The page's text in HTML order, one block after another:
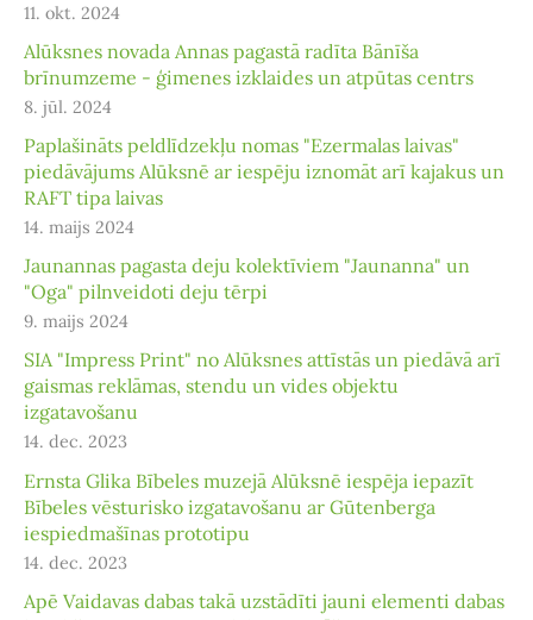
11. okt. 2024
Alūksnes novada Annas pagastā radīta Bānīša
brīnumzeme - ģimenes izklaides un atpūtas centrs
8. jūl. 2024
Paplašināts peldlīdzekļu nomas "Ezermalas laivas"
piedāvājums Alūksnē ar iespēju iznomāt arī kajakus un
RAFT tipa laivas
14. maijs 2024
Jaunannas pagasta deju kolektīviem "Jaunanna" un
"Oga" pilnveidoti deju tērpi
9. maijs 2024
SIA "Impress Print" no Alūksnes attīstās un piedāvā arī
gaismas reklāmas, stendu un vides objektu
izgatavošanu
14. dec. 2023
Ernsta Glika Bībeles muzejā Alūksnē iespēja iepazīt
Bībeles vēsturisko izgatavošanu ar Gūtenberga
iespiedmašīnas prototipu
14. dec. 2023
Apē Vaidavas dabas takā uzstādīti jauni elementi dabas